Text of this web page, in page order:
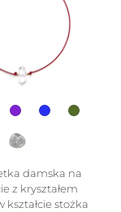
damska na
z kryształem
kształcie stożka